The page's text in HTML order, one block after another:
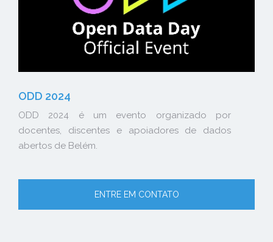
ODD 2024
ODD 2024 é um evento organizado por
docentes, discentes e apoiadores de dados
abertos de Belém.
ENTRE EM CONTATO